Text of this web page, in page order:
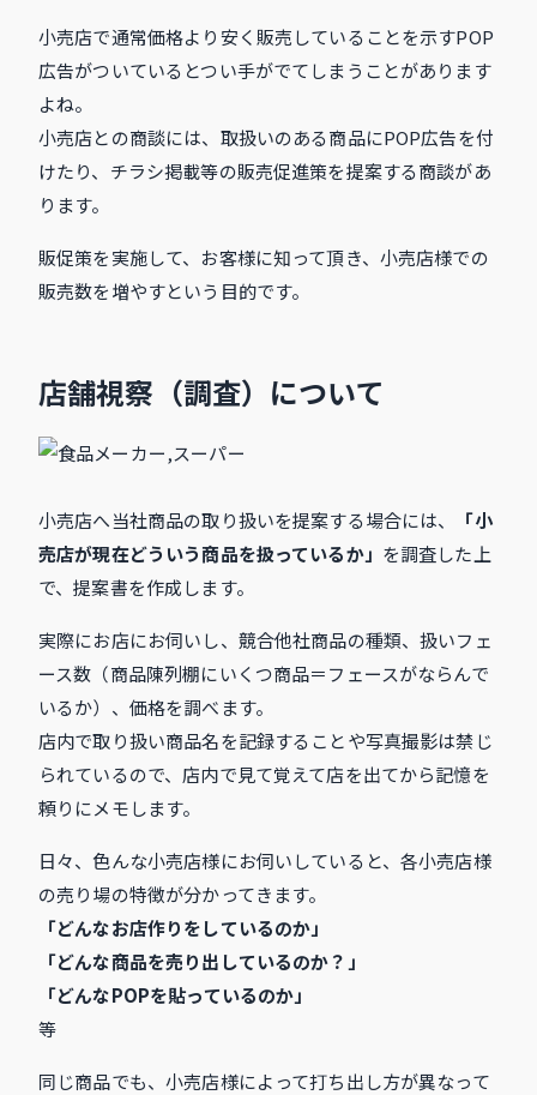
小売店で通常価格より安く販売していることを示すPOP
広告がついているとつい手がでてしまうことがあります
よね。
小売店との商談には、取扱いのある商品にPOP広告を付
けたり、チラシ掲載等の販売促進策を提案する商談があ
ります。
販促策を実施して、お客様に知って頂き、小売店様での
販売数を増やすという目的です。
店舗視察（調査）について
小売店へ当社商品の取り扱いを提案する場合には、
「小
売店が現在どういう商品を扱っているか」 を調査した上
で、提案書を作成します。
実際にお店にお伺いし、競合他社商品の種類、扱いフェ
ース数（商品陳列棚にいくつ商品＝フェースがならんで
いるか）、価格を調べます。
店内で取り扱い商品名を記録することや写真撮影は禁じ
られているので、店内で見て覚えて店を出てから記憶を
頼りにメモします。
日々、色んな小売店様にお伺いしていると、各小売店様
の売り場の特徴が分かってきます。
「どんなお店作りをしているのか」
「どんな商品を売り出しているのか？」
「どんなPOPを貼っているのか」
等
同じ商品でも、小売店様によって打ち出し方が異なって